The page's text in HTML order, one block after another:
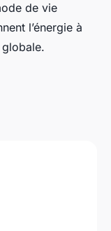
de vie
l’énergie à
globale.